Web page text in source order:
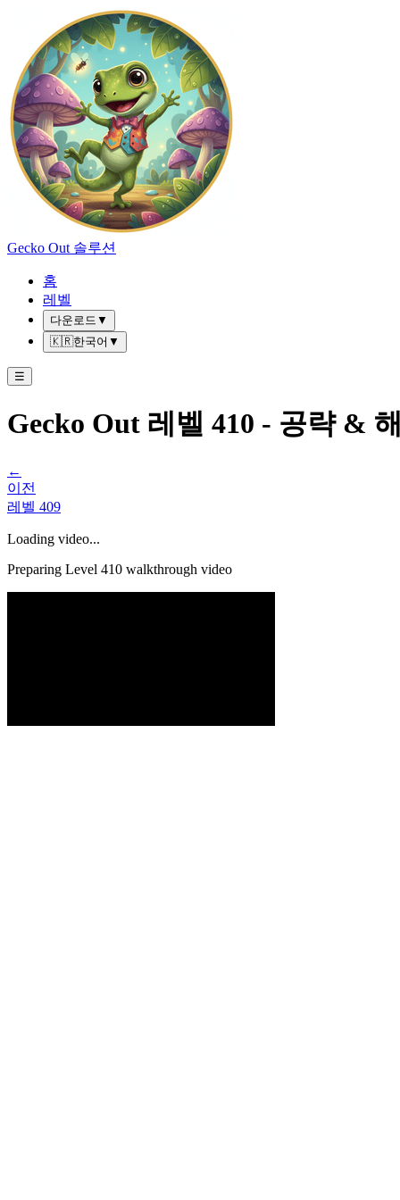
Gecko Out 솔루션
홈
레벨
다운로드 ▼
🇰🇷한국어 ▼
☰
Gecko Out 레벨 410 - 공략 &
←
이전
레벨 409
Loading video...
Preparing Level 410 walkthrough video